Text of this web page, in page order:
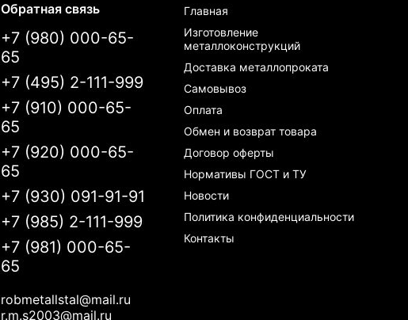
Главная
Изготовление
металлоконструкций
Доставка металлопроката
Самовывоз
Оплата
Обмен и возврат товара
Договор оферты
Нормативы ГОСТ и ТУ
Новости
Политика конфиденциальности
Контакты
Обратная связь
+7 (980) 000-65-
65
+7 (495) 2-111-999
+7 (910) 000-65-
65
+7 (920) 000-65-
65
+7 (930) 091-91-91
+7 (985) 2-111-999
+7 (981) 000-65-
65
robmetallstal@mail.ru
r.m.s2003@mail.ru